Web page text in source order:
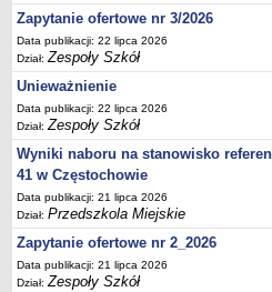
Zapytanie ofertowe nr 3/2026
Data publikacji: 22 lipca 2026
Dział:Zespoły Szkół
Unieważnienie
Data publikacji: 22 lipca 2026
Dział:Zespoły Szkół
Wyniki naboru na stanowisko
41 w Częstochowie
Data publikacji: 21 lipca 2026
Dział:Przedszkola Miejskie
Zapytanie ofertowe nr 2_2026
Data publikacji: 21 lipca 2026
Dział:Zespoły Szkół